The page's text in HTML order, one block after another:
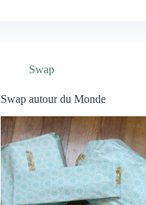
Swap
Swap autour du Monde